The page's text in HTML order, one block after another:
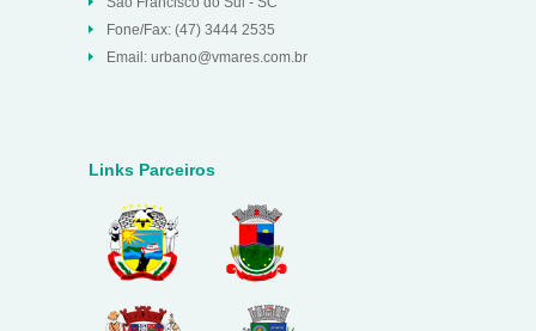
Fone/Fax: (47) 3444 2535
Email: urbano@vmares.com.br
Links Parceiros